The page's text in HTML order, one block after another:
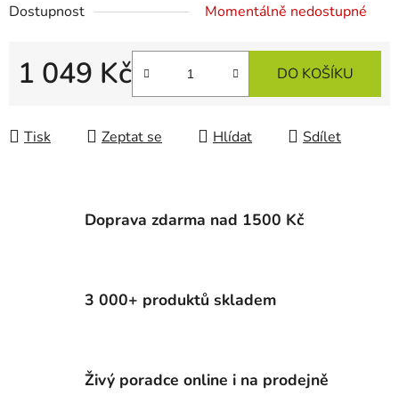
Dostupnost Momentálně nedostupné
1 049 Kč DO KOŠÍKU
Tisk Zeptat se Hlídat Sdílet
Doprava zdarma nad 1500 Kč
3 000+ produktů skladem
Živý poradce online i na prodejně